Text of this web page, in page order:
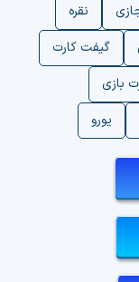
نقره
گیفت کارت
بازی
یورو